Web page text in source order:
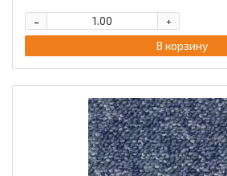
+
-
В корзину